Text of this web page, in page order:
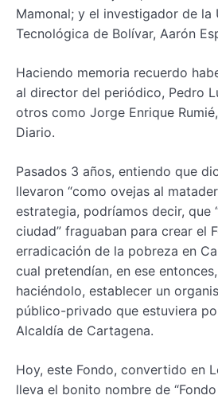
Mamonal; y el investigador de la
Tecnológica de Bolívar, Aarón
Haciendo memoria recuerdo
al director del periódico, Pedro
otros como Jorge Enrique
Diario.
Pasados 3 años, entiendo que
llevaron “como ovejas al
estrategia, podríamos decir, que
ciudad” fraguaban para crear el
erradicación de la pobreza en
cual pretendían, en ese
haciéndolo, establecer un
público-privado que estuviera
Alcaldía de Cartagena.
Hoy, este Fondo, convertido en
lleva el bonito nombre de